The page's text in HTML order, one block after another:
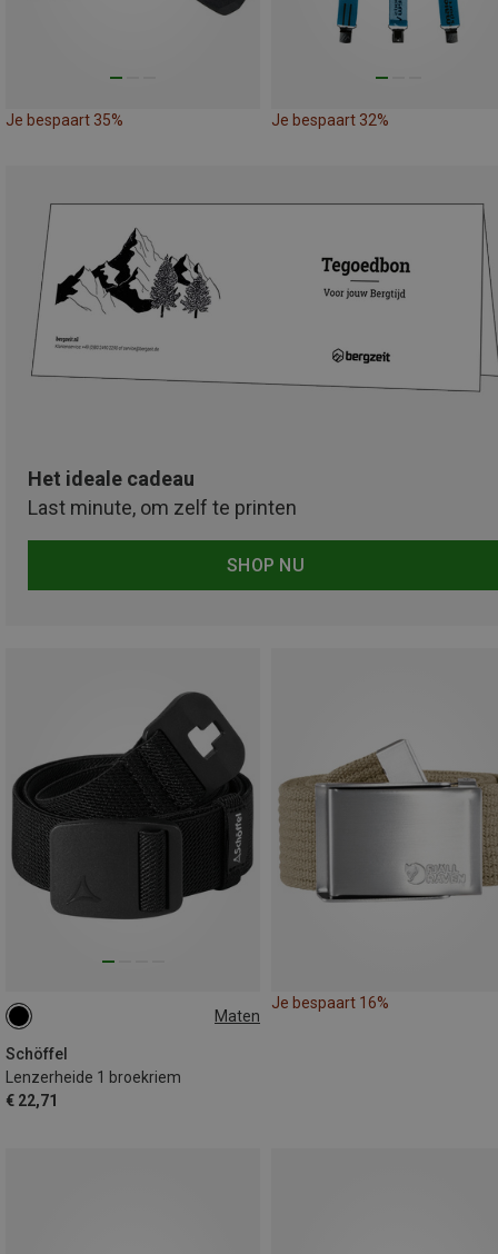
Je bespaart 35% Je bespaart 32%
Het ideale cadeau
Last minute, om zelf te printen
SHOP NU
Maten
Schöffel
Lenzerheide 1 broekriem
€ 22,71
70
Je bespaart 16%